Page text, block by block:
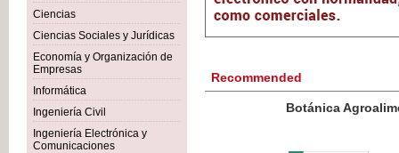
Ciencias
Ciencias Sociales y Jurídicas
Economía y Organización de
Empresas
Informática
Ingeniería Civil
Ingeniería Electrónica y
Comunicaciones
Recommended
Botánica Agroalimentaria